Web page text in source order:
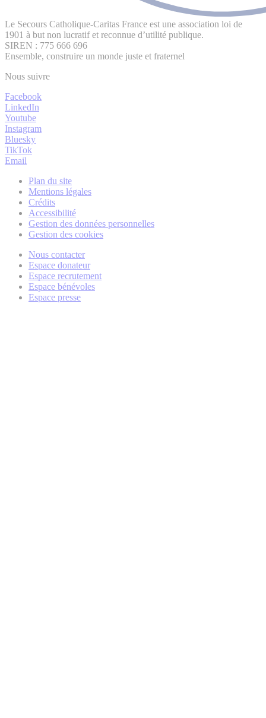
Le Secours Catholique-Caritas France est une association loi de
1901 à but non lucratif et reconnue d’utilité publique.
SIREN : 775 666 696
Ensemble, construire un monde juste et fraternel
Nous suivre
Facebook
LinkedIn
Youtube
Instagram
Bluesky
TikTok
Email
Plan du site
Mentions légales
Crédits
Accessibilité
Gestion des données personnelles
Gestion des cookies
Nous contacter
Espace donateur
Espace recrutement
Espace bénévoles
Espace presse